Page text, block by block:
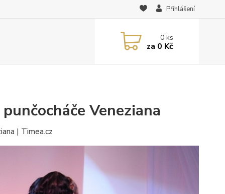
Přihlášení
0ks
za 0 Kč
Veneziana